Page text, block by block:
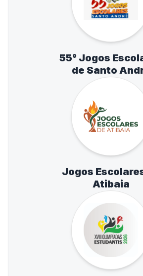
55° Jogos
de Santo
Jogos
Atibaia